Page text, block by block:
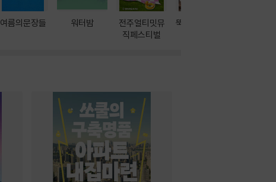
여름의문장들 워터밤
전주얼티밋뮤
직페스티벌
뚝딱! AI 3대장